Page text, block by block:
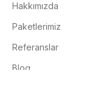
Hakkımızda
Paketlerimiz
Referanslar
Blog